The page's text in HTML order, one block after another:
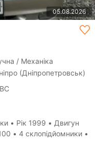
05.08.2026
/ Механіка
(Дніпропетровськ)
• Рік 1999 • Двигун
• 4 склопідйомники •